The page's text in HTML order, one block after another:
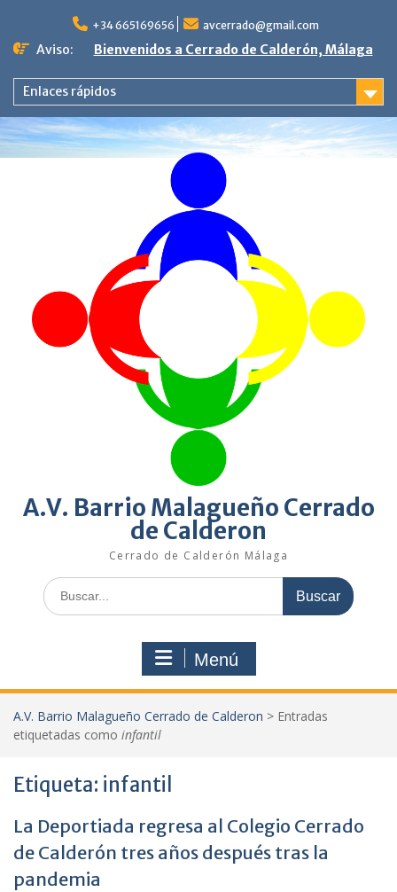
contenido
+34 665169656 avcerrado@gmail.com
Aviso: Bienvenidos a Cerrado de Calderón, Málaga
Enlaces rápidos
A.V. Barrio Malagueño Cerrado
de Calderon
Cerrado de Calderón Málaga
Buscar:
Menú
A.V. Barrio Malagueño Cerrado de Calderon > Entradas
etiquetadas como infantil
Etiqueta: infantil
La Deportiada regresa al Colegio Cerrado
de Calderón tres años después tras la
pandemia